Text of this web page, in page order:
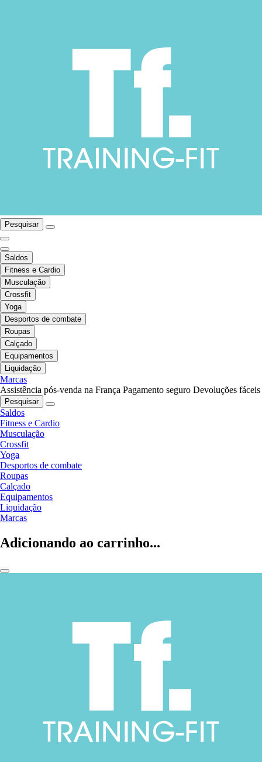
Pesquisar
Saldos
Fitness e Cardio
Musculação
Crossfit
Yoga
Desportos de combate
Roupas
Calçado
Equipamentos
Liquidação
Marcas
Assistência pós-venda na França Pagamento seguro Devoluções fáceis
Pesquisar
Saldos
Fitness e Cardio
Musculação
Crossfit
Yoga
Desportos de combate
Roupas
Calçado
Equipamentos
Liquidação
Marcas
Adicionando ao carrinho...